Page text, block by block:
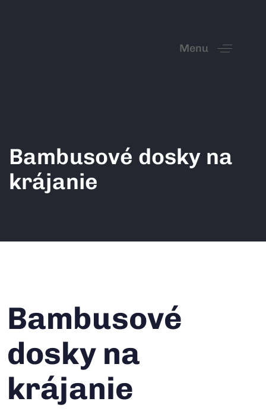
Menu
Bambusové dosky na
krájanie
Bambusové
dosky na
krájanie